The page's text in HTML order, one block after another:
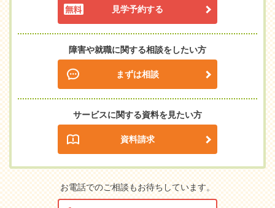
見学予約する
障害や就職に関する相談をしたい方
まずは相談
サービスに関する資料を見たい方
資料請求
お電話でのご相談もお待ちしています。